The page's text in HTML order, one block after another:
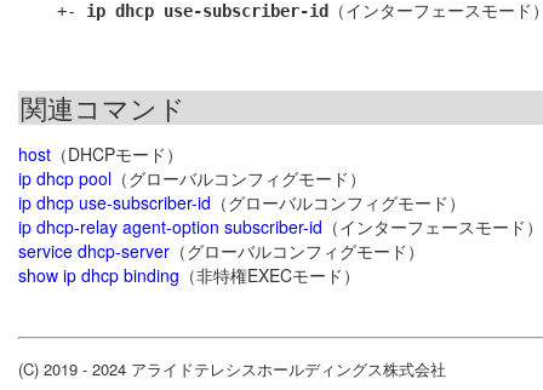
    +-
ip dhcp use-subscriber-id
関連コマンド
host （DHCPモード）
ip dhcp pool （グローバルコンフィグモード）
ip dhcp use-subscriber-id （グローバルコンフィグモード）
ip dhcp-relay agent-option subscriber-id （インターフェースモード）
service dhcp-server （グローバルコンフィグモード）
show ip dhcp binding （非特権EXECモード）
(C) 2019 - 2024 アライドテレシスホールディングス株式会社